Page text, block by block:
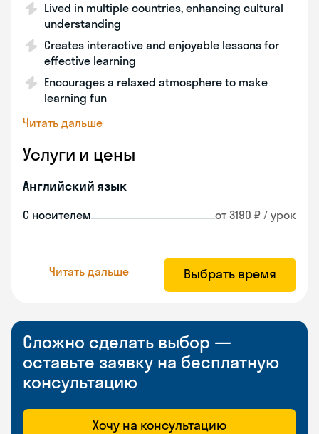
Lived in multiple countries, enhancing cultural
understanding
Creates interactive and enjoyable lessons for
effective learning
Encourages a relaxed atmosphere to make
learning fun
Читать дальше
Услуги и цены
Английский язык
С носителем от 3190 ₽ / урок
Читать дальше Выбрать время
Сложно сделать выбор —
оставьте заявку на бесплатную
консультацию
Хочу на консультацию